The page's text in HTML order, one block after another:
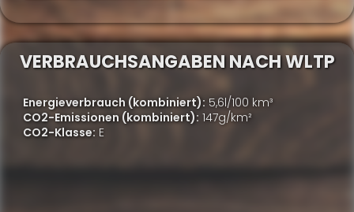
VERBRAUCHSANGABEN NACH WLTP
Energieverbrauch (kombiniert): 5,6l/100 km³
CO2-Emissionen (kombiniert): 147g/km²
CO2-Klasse: E